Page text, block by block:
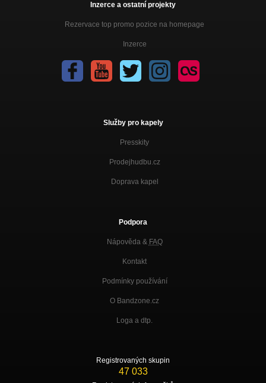
Inzerce a ostatní projekty
Rezervace top promo pozice na homepage
Inzerce
Služby pro kapely
Presskity
Prodejhudbu.cz
Doprava kapel
Podpora
Nápověda & FAQ
Kontakt
Podmínky používání
O Bandzone.cz
Loga a dtp.
Registrovaných skupin
47 033